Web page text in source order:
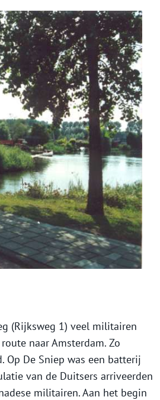
(Rijksweg 1) veel militairen
naar Amsterdam. Zo
Op De Sniep was een batterij
van de Duitsers arriveerden
militairen. Aan het begin